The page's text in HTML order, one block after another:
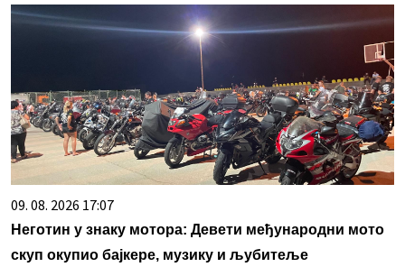
09. 08. 2026 17:07
Неготин у знаку мотора: Девети међународни мото
скуп окупио бајкере, музику и љубитеље